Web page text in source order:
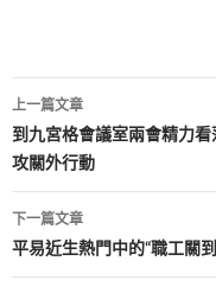
文
章
導
覽
上一篇文章
到九宮格會議室兩會精力
攻關外行動
下一篇文章
平易近生熱門中的“職工關